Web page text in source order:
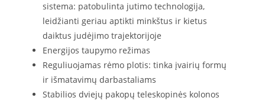
sistema: patobulinta jutimo technologija,
leidžianti geriau aptikti minkštus ir kietus
daiktus judėjimo trajektorijoje
Energijos taupymo režimas
Reguliuojamas rėmo plotis: tinka įvairių formų
ir išmatavimų darbastaliams
Stabilios dviejų pakopų teleskopinės kolonos